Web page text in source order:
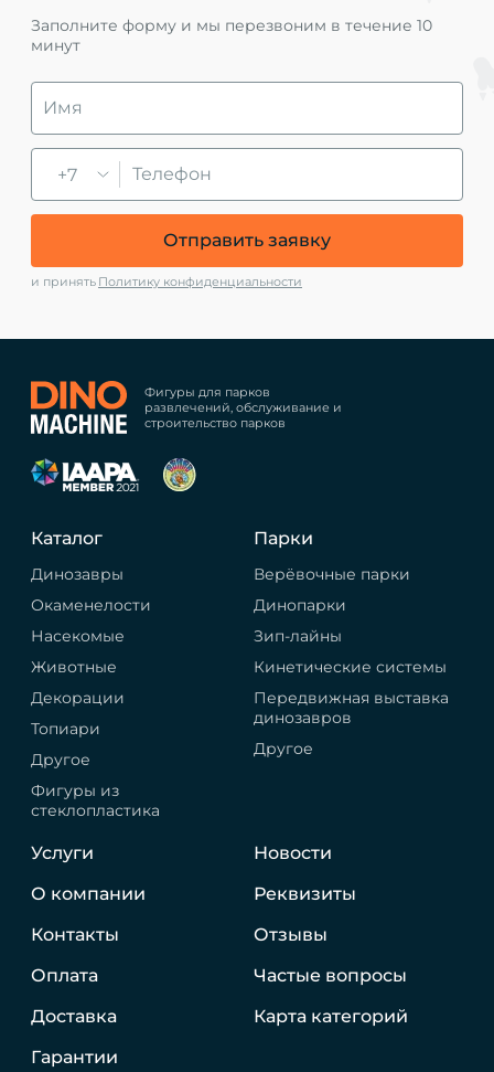
Заполните форму и мы перезвоним в течение 10
минут
+7
Отправить заявку
и принять Политику конфиденциальности
Фигуры для парков
развлечений, обслуживание и
строительство парков
Каталог
Динозавры
Окаменелости
Насекомые
Животные
Декорации
Топиари
Другое
Фигуры из
стеклопластика
Парки
Верёвочные парки
Динопарки
Зип-лайны
Кинетические системы
Передвижная выставка
динозавров
Другое
Услуги
О компании
Контакты
Оплата
Доставка
Гарантии
Новости
Реквизиты
Отзывы
Частые вопросы
Карта категорий